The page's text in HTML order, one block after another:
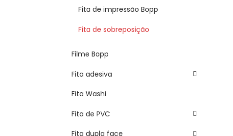
Fita de impressão Bopp
Fita de sobreposição
Filme Bopp
Fita adesiva
Fita Washi
Fita de PVC
Fita dupla face